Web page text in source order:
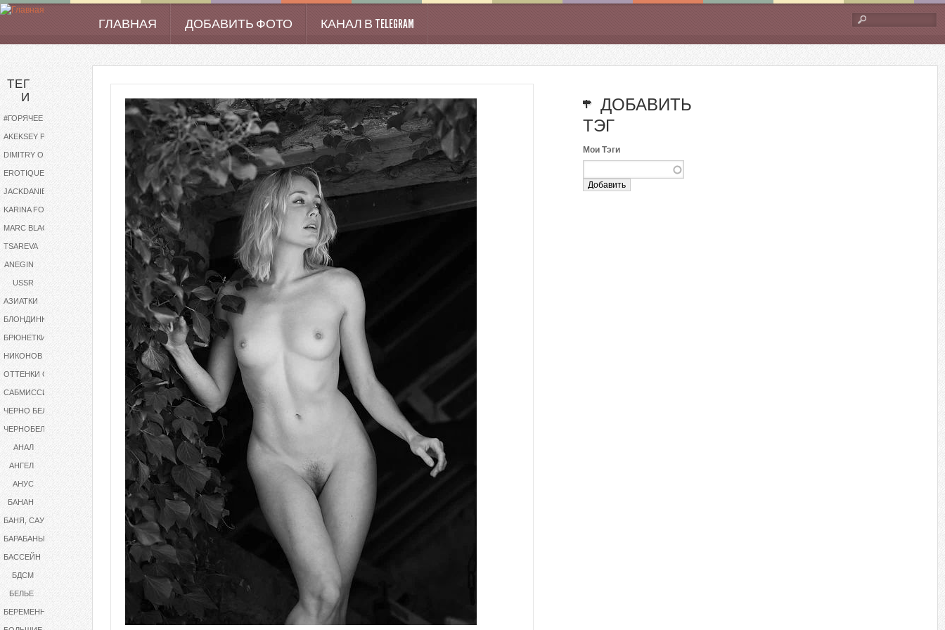
Перейти к основному содержанию
поиска
Main menu
ГЛАВНАЯ ДОБАВИТЬ ФОТО КАНАЛ В TELEGRAM
ТЕГ
И
#ГОРЯЧЕЕ
EROTIQUE
JACKDANIELS
KARINA FOXX
MARC BLACKIE
TSAREVA
ANEGIN
USSR
АЗИАТКИ
БЛОНДИНКИ
БРЮНЕТКИ
НИКОНОВ
САБМИССИВ
ЧЕРНО БЕЛОЕ
ЧЕРНОБЕЛОЕ
АНАЛ
АНГЕЛ
АНУС
БАНАН
БАНЯ, САУНА
БАРАБАНЫ
БАССЕЙН
БДСМ
БЕЛЬЕ
БЕРЕМЕННАЯ
ДОБАВИТЬ
ТЭГ
Мои Тэги